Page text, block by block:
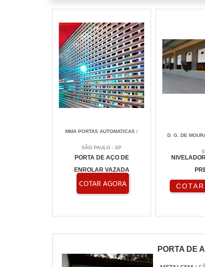
MMA PORTAS AUTOMATICAS /
SÃO PAULO - SP
PORTA DE AÇO DE
ENROLAR VAZADA
COTAR AGORA
D. G. DE
PORTA DE